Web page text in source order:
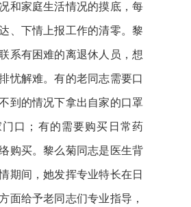
和家庭生活情况的摸底，每
、下情上报工作的清零。 黎
系有困难的离退休人员，想
忧解难。有的老同志需要口
到的情况下拿出自家的口罩
口； 有的需要购买日常药
购买。黎么菊同志是医生背
期间，她发挥专业特长在日
面给予老同志们专业指导，